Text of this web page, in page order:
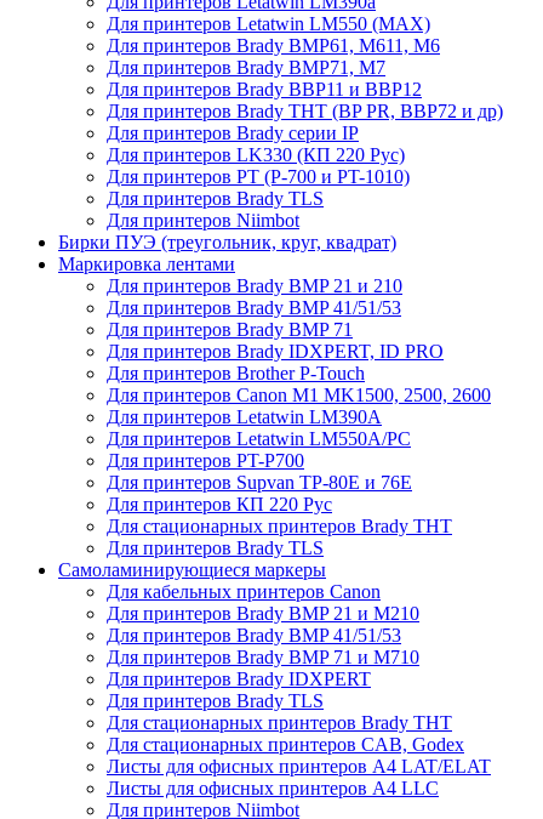
Для принтеров Letatwin LM550 (MAX)
Для принтеров Brady BMP61, M611, M6
Для принтеров Brady BMP71, M7
Для принтеров Brady BBP11 и BBP12
Для принтеров Brady THT (BP PR, BBP72 и др)
Для принтеров Brady серии IP
Для принтеров LK330 (КП 220 Рус)
Для принтеров PT (P-700 и PT-1010)
Для принтеров Brady TLS
Для принтеров Niimbot
Бирки ПУЭ (треугольник, круг, квадрат)
Маркировка лентами
Для принтеров Brady BMP 21 и 210
Для принтеров Brady BMP 41/51/53
Для принтеров Brady BMP 71
Для принтеров Brady IDXPERT, ID PRO
Для принтеров Brother P-Touch
Для принтеров Canon M1 MK1500, 2500, 2600
Для принтеров Letatwin LM390A
Для принтеров Letatwin LM550A/PC
Для принтеров PT-P700
Для принтеров Supvan TP-80E и 76E
Для принтеров КП 220 Рус
Для стационарных принтеров Brady THT
Для принтеров Brady TLS
Самоламинирующиеся маркеры
Для кабельных принтеров Canon
Для принтеров Brady BMP 21 и M210
Для принтеров Brady BMP 41/51/53
Для принтеров Brady BMP 71 и M710
Для принтеров Brady IDXPERT
Для принтеров Brady TLS
Для стационарных принтеров Brady THT
Для стационарных принтеров CAB, Godex
Листы для офисных принтеров А4 LAT/ELAT
Листы для офисных принтеров А4 LLC
Для принтеров Niimbot